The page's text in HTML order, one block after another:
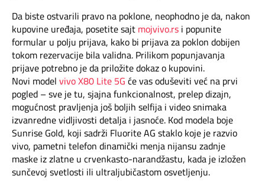
Prilagođeno tebi
Putuj pametnije
Da biste ostvarili pravo na poklone, neophodno je da, nakon
kupovine uređaja, posetite sajt mojvivo.rs i popunite
formular u polju prijava, kako bi prijava za poklon dobijen
tokom rezervacije bila validna. Prilikom popunjavanja
prijave potrebno je da priložite dokaz o kupovini.
Novi model vivo X80 Lite 5G će vas oduševiti već na prvi
pogled – sve je tu, sjajna funkcionalnost, prelep dizajn,
mogućnost pravljenja još boljih selfija i video snimaka
izvanredne vidljivosti detalja i jasnoće. Kod modela boje
Sunrise Gold, koji sadrži Fluorite AG staklo koje je razvio
vivo, pametni telefon dinamički menja nijansu zadnje
maske iz zlatne u crvenkasto-narandžastu, kada je izložen
sunčevoj svetlosti ili ultraljubičastom osvetljenju.